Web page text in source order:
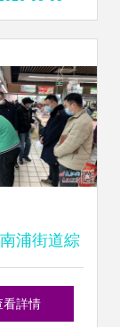
”期間散裝
食品銷售
浦街道綜
開展食品
看詳情